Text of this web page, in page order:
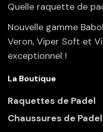
Quelle raquette de
Nouvelle gamme
Veron, Viper Soft et
exceptionnel !
La Boutique
Raquettes de Padel
Chaussures de Padel